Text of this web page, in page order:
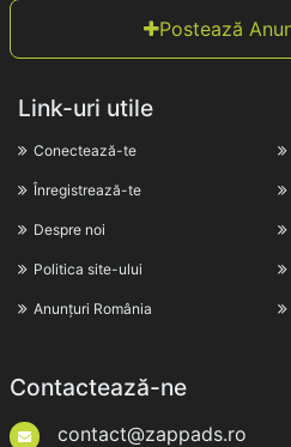
Postează
Link-uri utile
Conectează-te
Înregistrează-te
Despre noi
Politica site-ului
Anunțuri România
Contactează-ne
contact@zappads.ro